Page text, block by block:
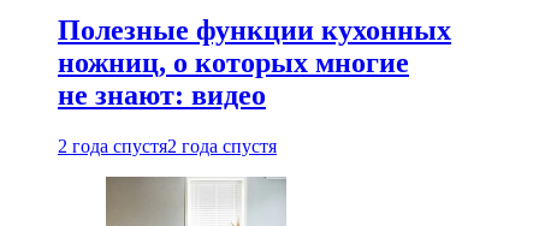
Полезные функции кухонных
ножниц, о которых многие
не знают: видео
2 года спустя2 года спустя